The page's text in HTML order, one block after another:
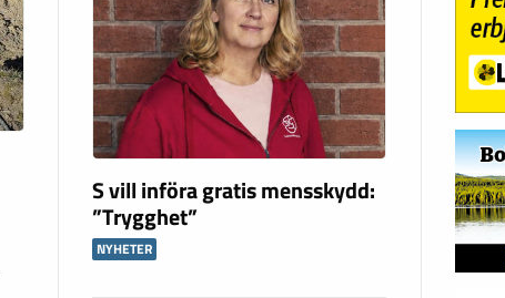
S vill införa gratis mensskydd:
”Trygghet”
NYHETER